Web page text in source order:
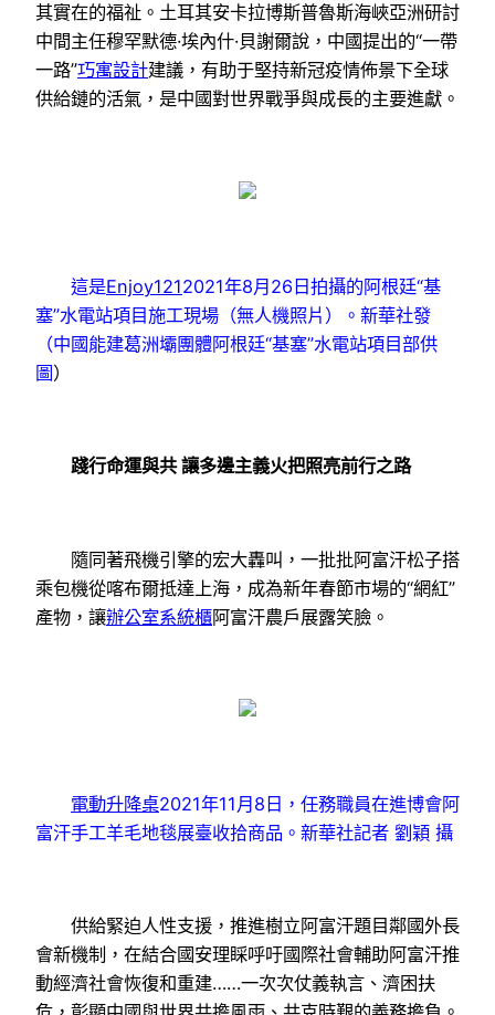
其實在的福祉。土耳其安卡拉博斯普魯斯海峽亞洲研討
中間主任穆罕默德·埃內什·貝謝爾說，中國提出的“一帶
一路”巧寓設計建議，有助于堅持新冠疫情佈景下全球
供給鏈的活氣，是中國對世界戰爭與成長的主要進獻。
這是Enjoy1212021年8月26日拍攝的阿根廷“基
塞”水電站項目施工現場（無人機照片）。新華社發
（中國能建葛洲壩團體阿根廷“基塞”水電站項目部供
圖）
踐行命運與共 讓多邊主義火把照亮前行之路
隨同著飛機引擎的宏大轟叫，一批批阿富汗松子搭
乘包機從喀布爾抵達上海，成為新年春節市場的“網紅”
產物，讓辦公室系統櫃阿富汗農戶展露笑臉。
電動升降桌2021年11月8日，任務職員在進博會阿
富汗手工羊毛地毯展臺收拾商品。新華社記者 劉穎 攝
供給緊迫人性支援，推進樹立阿富汗題目鄰國外長
會新機制，在結合國安理睬呼吁國際社會輔助阿富汗推
動經濟社會恢復和重建……一次次仗義執言、濟困扶